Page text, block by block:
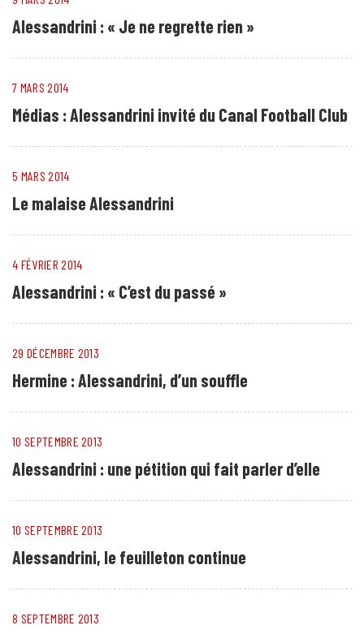
Alessandrini : « Je ne regrette rien »
7 MARS 2014
Médias : Alessandrini invité du Canal Football Club
5 MARS 2014
Le malaise Alessandrini
4 FÉVRIER 2014
Alessandrini : « C’est du passé »
29 DÉCEMBRE 2013
Hermine : Alessandrini, d’un souffle
10 SEPTEMBRE 2013
Alessandrini : une pétition qui fait parler d’elle
10 SEPTEMBRE 2013
Alessandrini, le feuilleton continue
8 SEPTEMBRE 2013